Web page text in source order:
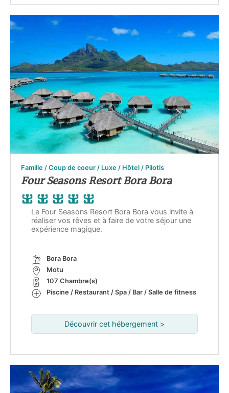
Famille / Coup de coeur / Luxe / Hôtel / Pilotis
Four Seasons Resort Bora Bora
Le Four Seasons Resort Bora Bora vous invite à
réaliser vos rêves et à faire de votre séjour une
expérience magique.
Bora Bora
Motu
107 Chambre(s)
Piscine / Restaurant / Spa / Bar / Salle de fitness
Découvrir cet hébergement >